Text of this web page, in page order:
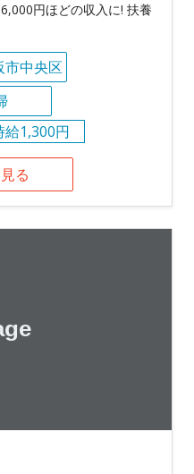
円ほどの収入に! 扶養
市中央区
給1,300円
る